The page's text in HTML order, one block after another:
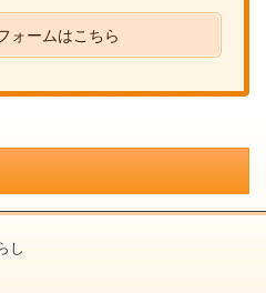
ォームはこちら
し